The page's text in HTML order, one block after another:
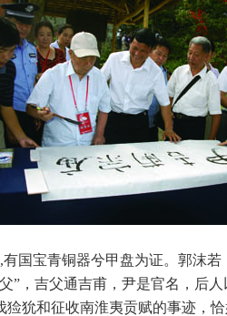
,有国宝青铜器兮甲盘为证。郭沫
”，吉父通吉甫，尹是官名，后
猃狁和征收南淮夷贡赋的事迹，